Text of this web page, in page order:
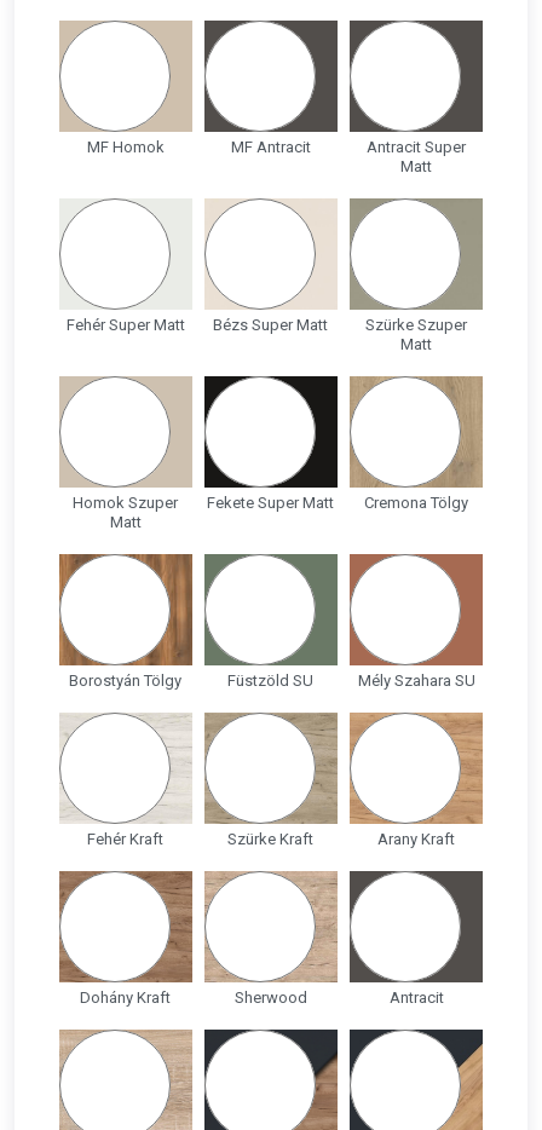
MF Homok MF Antracit
Antracit Super
Matt
Fehér Super Matt Bézs Super Matt
Szürke Szuper
Matt
Homok Szuper
Matt
Fekete Super Matt Cremona Tölgy
Borostyán Tölgy Füstzöld SU Mély Szahara SU
Fehér Kraft Szürke Kraft Arany Kraft
Dohány Kraft Sherwood Antracit